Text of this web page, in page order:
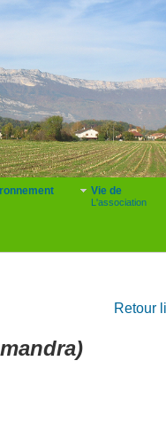
Vie de
L'association
Retour